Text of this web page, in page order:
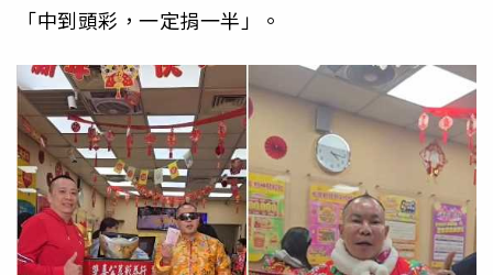
「中到頭彩，一定捐一半」。